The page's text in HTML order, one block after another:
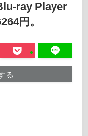
ray Player
円。
る